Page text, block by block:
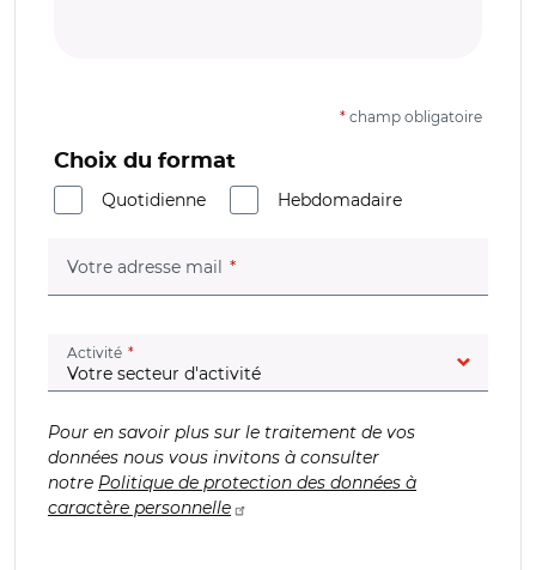
* champ obligatoire
Choix du format
Quotidienne
Hebdomadaire
Votre adresse mail (champ obligatoire)
Activité (champ obligatoire)
Pour en savoir plus sur le traitement de vos
données nous vous invitons à consulter
notre Politique de protection des données à
caractère personnelle